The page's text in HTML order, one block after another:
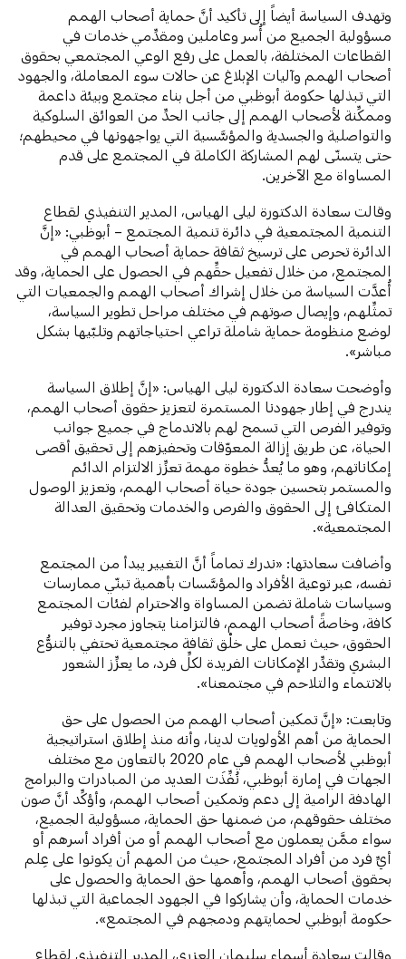
وتهدف السياسة أيضاً إلى تأكيد أنَّ حماية أصحاب الهمم
مسؤولية الجميع من أُسر وعاملين ومقدِّمي خدمات في
القطاعات المختلفة، بالعمل على رفع الوعي المجتمعي بحقوق
أصحاب الهمم وآليات الإبلاغ عن حالات سوء المعاملة، والجهود
التي تبذلها حكومة أبوظبي من أجل بناء مجتمع وبيئة داعمة
وممكِّنة لأصحاب الهمم إلى جانب الحدِّ من العوائق السلوكية
والتواصلية والجسدية والمؤسَّسية التي يواجهونها في محيطهم؛
حتى يتسنّى لهم المشاركة الكاملة في المجتمع على قدم
المساواة مع الآخرين.
وقالت سعادة الدكتورة ليلى الهياس، المدير التنفيذي لقطاع
التنمية المجتمعية في دائرة تنمية المجتمع – أبوظبي: «إنَّ
الدائرة تحرص على ترسيخ ثقافة حماية أصحاب الهمم في
المجتمع، من خلال تفعيل حقِّهم في الحصول على الحماية، وقد
أُعدَّت السياسة من خلال إشراك أصحاب الهمم والجمعيات التي
تمثِّلهم، وإيصال صوتهم في مختلف مراحل تطوير السياسة،
لوضع منظومة حماية شاملة تراعي احتياجاتهم وتلبّيها بشكل
مباشر».
وأوضحت سعادة الدكتورة ليلى الهياس: «إنَّ إطلاق السياسة
يندرج في إطار جهودنا المستمرة لتعزيز حقوق أصحاب الهمم،
وتوفير الفرص التي تسمح لهم بالاندماج في جميع جوانب
الحياة، عن طريق إزالة المعوّقات وتحفيزهم إلى تحقيق أقصى
إمكاناتهم، وهو ما يُعدُّ خطوة مهمة تعزِّز الالتزام الدائم
والمستمر بتحسين جودة حياة أصحاب الهمم، وتعزيز الوصول
المتكافئ إلى الحقوق والفرص والخدمات وتحقيق العدالة
المجتمعية».
وأضافت سعادتها: «ندرك تماماً أنَّ التغيير يبدأ من المجتمع
نفسه، عبر توعية الأفراد والمؤسَّسات بأهمية تبنّي ممارسات
وسياسات شاملة تضمن المساواة والاحترام لفئات المجتمع
كافة، وخاصةً أصحاب الهمم، فالتزامنا يتجاوز مجرد توفير
الحقوق، حيث نعمل على خلْق ثقافة مجتمعية تحتفي بالتنوُّع
البشري وتقدِّر الإمكانات الفريدة لكلِّ فرد، ما يعزِّز الشعور
بالانتماء والتلاحم في مجتمعنا».
وتابعت: «إنَّ تمكين أصحاب الهمم من الحصول على حق
الحماية من أهم الأولويات لدينا، وأنه منذ إطلاق استراتيجية
أبوظبي لأصحاب الهمم في عام 2020 بالتعاون مع مختلف
الجهات في إمارة أبوظبي، نُفِّذَت العديد من المبادرات والبرامج
الهادفة الرامية إلى دعم وتمكين أصحاب الهمم، وأؤكِّد أنَّ صون
مختلف حقوقهم، من ضمنها حق الحماية، مسؤولية الجميع،
سواء ممَّن يعملون مع أصحاب الهمم أو من أفراد أسرهم أو
أيِّ فرد من أفراد المجتمع، حيث من المهم أن يكونوا على عِلم
بحقوق أصحاب الهمم، وأهمها حق الحماية والحصول على
خدمات الحماية، وأن يشاركوا في الجهود الجماعية التي تبذلها
حكومة أبوظبي لحمايتهم ودمجهم في المجتمع».
وقالت سعادة أسماء سليمان العزري، المدير التنفيذي لقطاع